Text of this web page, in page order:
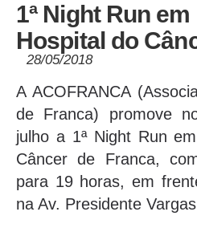
1ª Night Run
Hospital do
28/05/2018
A ACOFRANCA
de Franca) promove
julho a 1ª Night Run
Câncer de Franca,
para 19 horas, em
na Av. Presidente